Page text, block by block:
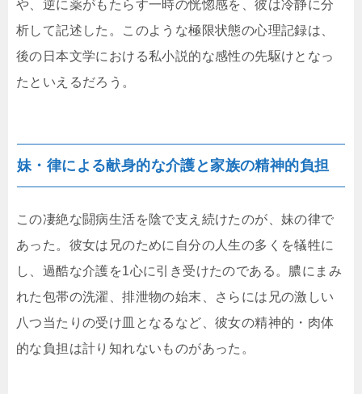
や、逆に薬がもたらす一時の恍惚感を、彼は冷静に分
析して記述した。このような極限状態の心理記録は、
後の日本文学における私小説的な感性の先駆けとなっ
たといえるだろう。
妹・律による献身的な介護と家族の精神的負担
この凄絶な闘病生活を陰で支え続けたのが、妹の律で
あった。彼女は兄のために自分の人生の多くを犠牲に
し、過酷な介護を1心に引き受けたのである。膿にまみ
れた包帯の洗濯、排泄物の始末、さらには兄の激しい
八つ当たりの受け皿となるなど、彼女の精神的・肉体
的な負担は計り知れないものがあった。